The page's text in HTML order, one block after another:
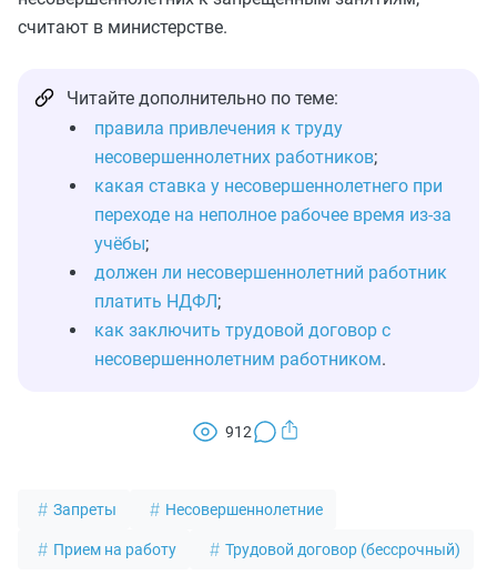
считают в министерстве.
Читайте дополнительно по теме:
правила привлечения к труду
несовершеннолетних работников;
какая ставка у несовершеннолетнего при
переходе на неполное рабочее время из-за
учёбы;
должен ли несовершеннолетний работник
платить НДФЛ;
как заключить трудовой договор с
несовершеннолетним работником.
912
Запреты Несовершеннолетние
Прием на работу Трудовой договор (бессрочный)